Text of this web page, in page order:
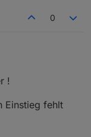
0
16:36
!
Einstieg fehlt